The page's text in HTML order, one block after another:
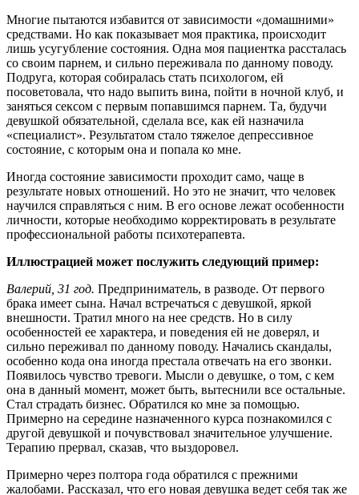
Многие пытаются избавится от зависимости «домашними»
средствами. Но как показывает моя практика, происходит
лишь усугубление состояния. Одна моя пациентка рассталась
со своим парнем, и сильно переживала по данному поводу.
Подруга, которая собиралась стать психологом, ей
посоветовала, что надо выпить вина, пойти в ночной клуб, и
заняться сексом с первым попавшимся парнем. Та, будучи
девушкой обязательной, сделала все, как ей назначила
«специалист». Результатом стало тяжелое депрессивное
состояние, с которым она и попала ко мне.
Иногда состояние зависимости проходит само, чаще в
результате новых отношений. Но это не значит, что человек
научился справляться с ним. В его основе лежат особенности
личности, которые необходимо корректировать в результате
профессиональной работы психотерапевта.
Иллюстрацией может послужить следующий пример:
Валерий, 31 год. Предприниматель, в разводе. От первого
брака имеет сына. Начал встречаться с девушкой, яркой
внешности. Тратил много на нее средств. Но в силу
особенностей ее характера, и поведения ей не доверял, и
сильно переживал по данному поводу. Начались скандалы,
особенно кода она иногда престала отвечать на его звонки.
Появилось чувство тревоги. Мысли о девушке, о том, с кем
она в данный момент, может быть, вытеснили все остальные.
Стал страдать бизнес. Обратился ко мне за помощью.
Примерно на середине назначенного курса познакомился с
другой девушкой и почувствовал значительное улучшение.
Терапию прервал, сказав, что выздоровел.
Примерно через полтора года обратился с прежними
жалобами. Рассказал, что его новая девушка ведет себя так же